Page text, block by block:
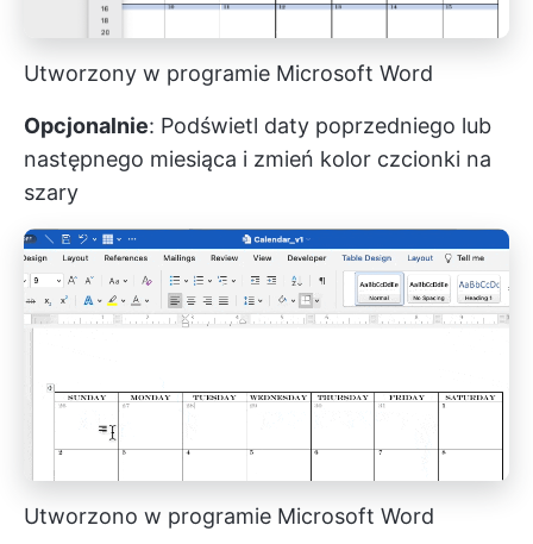
Utworzony w programie Microsoft Word
Opcjonalnie: Podświetl daty poprzedniego lub
następnego miesiąca i zmień kolor czcionki na
szary
Utworzono w programie Microsoft Word